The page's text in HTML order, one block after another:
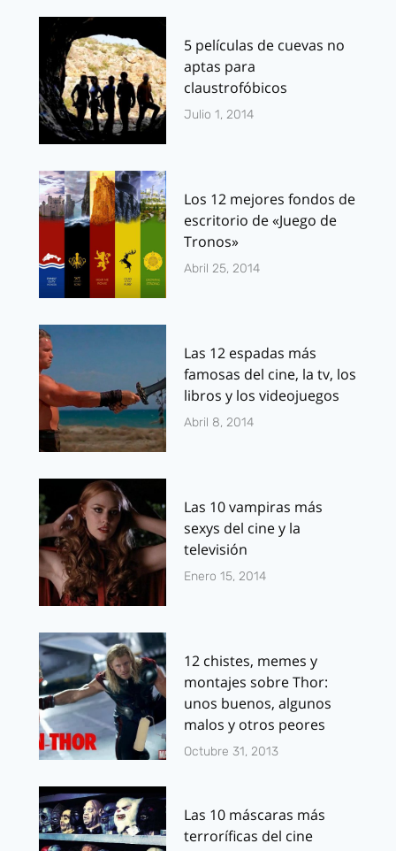
5 películas de cuevas no
aptas para
claustrofóbicos
Julio 1, 2014
Los 12 mejores fondos de
escritorio de «Juego de
Tronos»
Abril 25, 2014
Las 12 espadas más
famosas del cine, la tv, los
libros y los videojuegos
Abril 8, 2014
Las 10 vampiras más
sexys del cine y la
televisión
Enero 15, 2014
12 chistes, memes y
montajes sobre Thor:
unos buenos, algunos
malos y otros peores
Octubre 31, 2013
Las 10 máscaras más
terroríficas del cine